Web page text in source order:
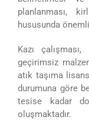
planlanması,
hususunda
Kazı
geçirimsiz
atık taşıma
durumuna göre
tesise kadar
oluşmaktadır.